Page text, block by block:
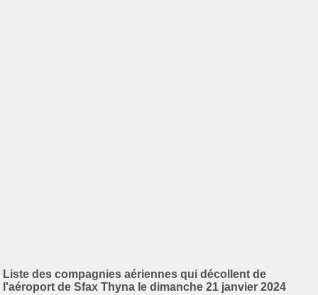
Liste des compagnies aériennes qui décollent de
l'aéroport de Sfax Thyna le dimanche 21 janvier 2024